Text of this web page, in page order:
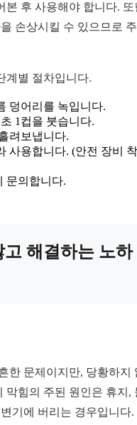
본 후 사용해야 합니다. 또
손상시킬 수 있으므로
계별 절차입니다.
덩어리를 녹입니다.
1컵을 붓습니다.
려보냅니다.
사용합니다. (안전 장비
문의합니다.
해결하는 노하
한 문제이지만, 당황하지
막힘의 주된 원인은 휴지,
기에 버리는 경우입니다.